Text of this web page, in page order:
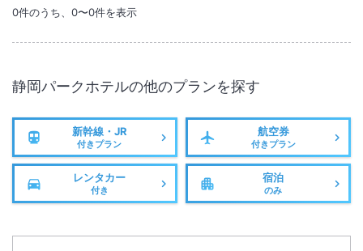
ット完備）。
総客室数
INチェックイン
16:00 / OUT チェックアウト
10:00
駅徒歩5分 駐車場あり
0件のうち、 0〜0件を表示
静岡パークホテルの他のプランを探す
新幹線・JR
付きプラン
航空券
付きプラン
レンタカー
付き
宿泊
のみ